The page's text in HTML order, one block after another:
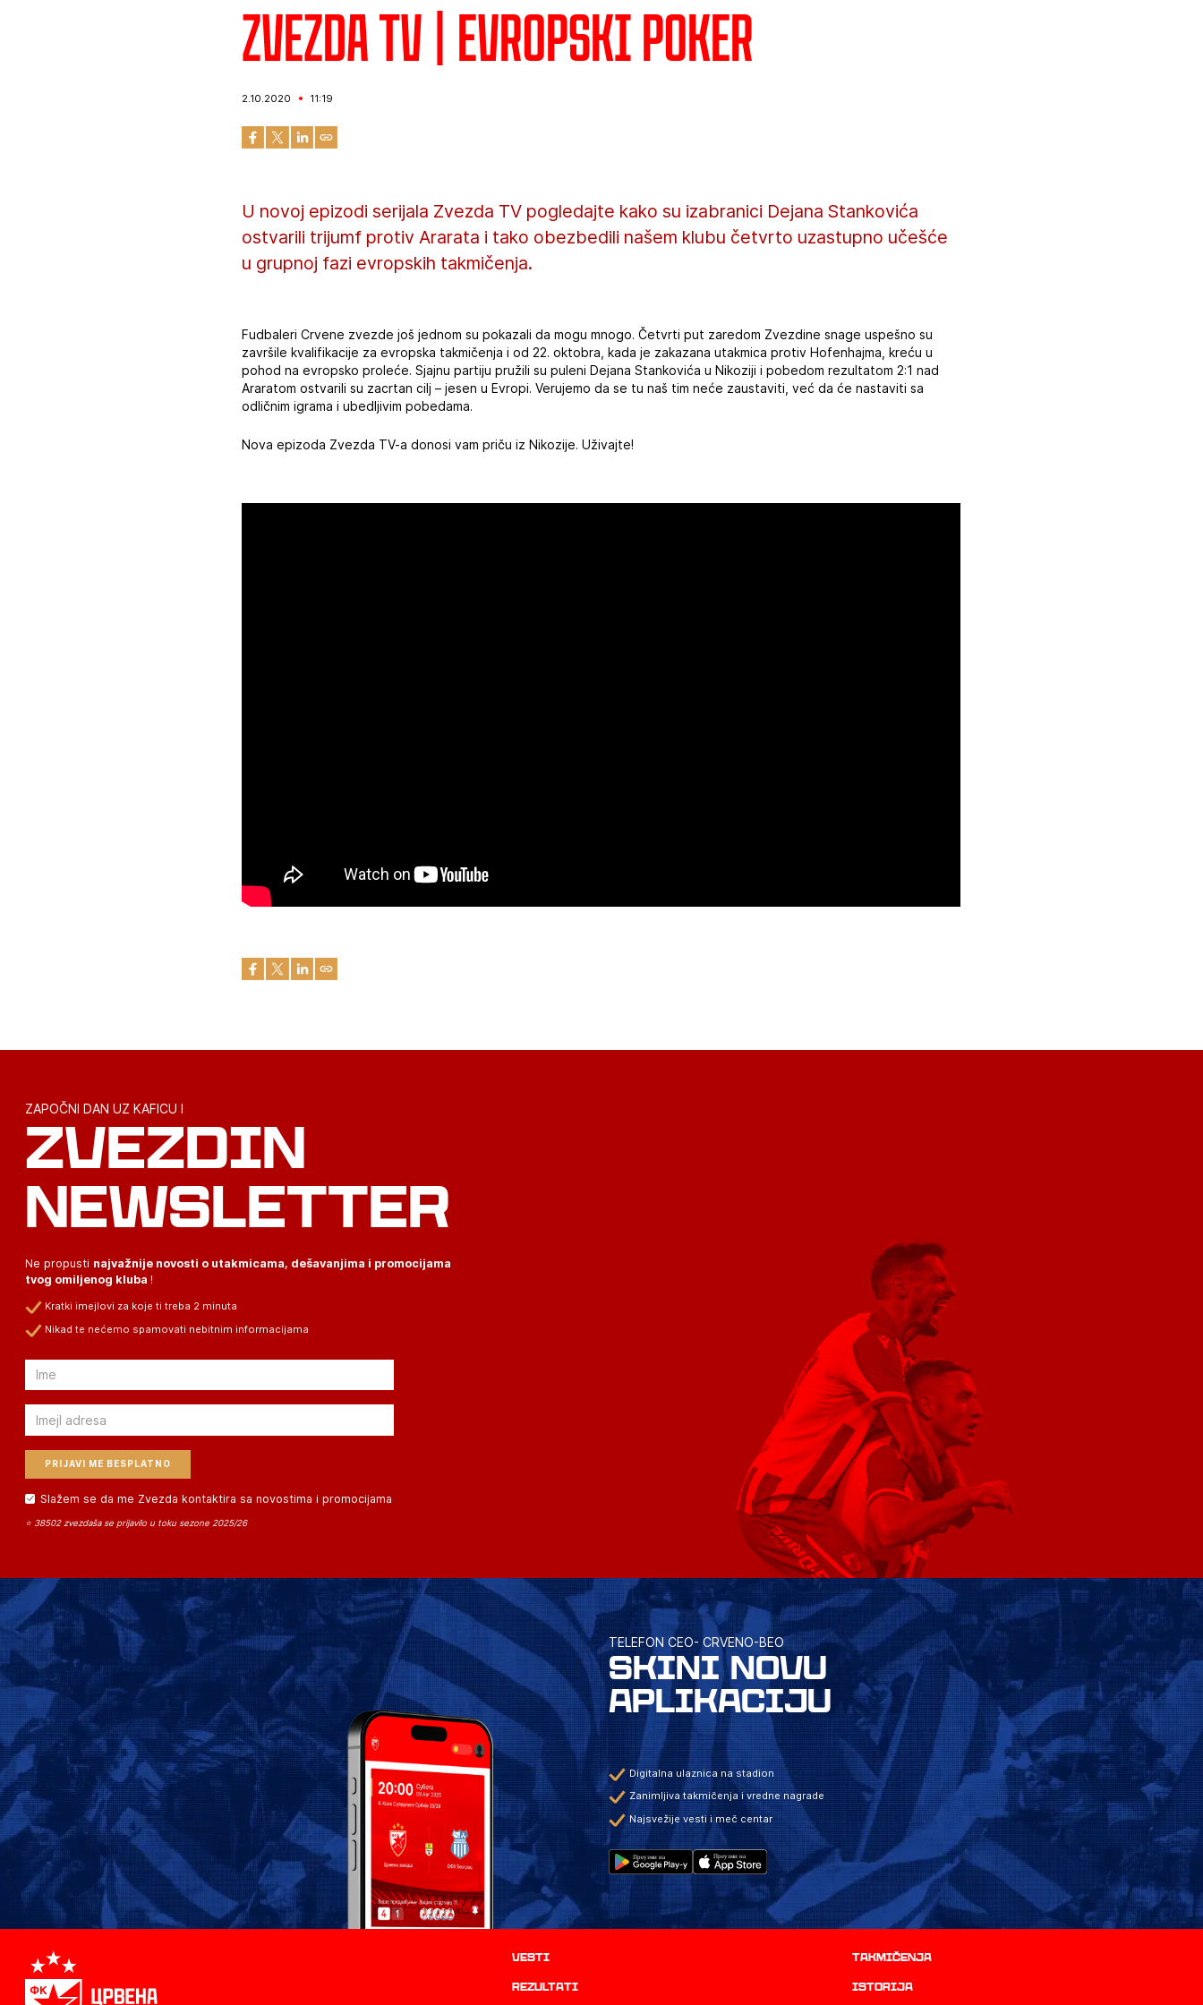
Zvezda TV | Evropski poker
2.10.2020 11:19
U novoj epizodi serijala Zvezda TV pogledajte kako su izabranici Dejana Stankovića
ostvarili trijumf protiv Ararata i tako obezbedili našem klubu četvrto uzastupno učešće
u grupnoj fazi evropskih takmičenja.
Fudbaleri Crvene zvezde još jednom su pokazali da mogu mnogo. Četvrti put zaredom Zvezdine snage uspešno su
završile kvalifikacije za evropska takmičenja i od 22. oktobra, kada je zakazana utakmica protiv Hofenhajma, kreću u
pohod na evropsko proleće. Sjajnu partiju pružili su puleni Dejana Stankovića u Nikoziji i pobedom rezultatom 2:1 nad
Araratom ostvarili su zacrtan cilj – jesen u Evropi. Verujemo da se tu naš tim neće zaustaviti, već da će nastaviti sa
odličnim igrama i ubedljivim pobedama.
Nova epizoda Zvezda TV-a donosi vam priču iz Nikozije. Uživajte!
ZAPOČNI DAN UZ KAFICU I
ZVEZDIN
NEWSLETTER
Ne propusti najvažnije novosti o utakmicama, dešavanjima i promocijama
tvog omiljenog kluba !
Kratki imejlovi za koje ti treba 2 minuta
Nikad te nećemo spamovati nebitnim informacijama
Email
Email
Slažem se da me Zvezda kontaktira sa novostima i promocijama
⭐ 38502 zvezdaša se prijavilo u toku sezone 2025/26
TELEFON CEO- CRVENO-BEO
SKINI NOVU
APLIKACIJU
Digitalna ulaznica na stadion
Zanimljiva takmičenja i vredne nagrade
Najsvežije vesti i meč centar
Vesti Takmičenja
rezultati istorija